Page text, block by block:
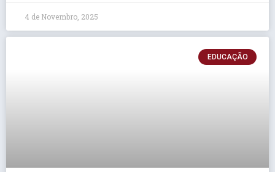
4 de Novembro, 2025
EDUCAÇÃO